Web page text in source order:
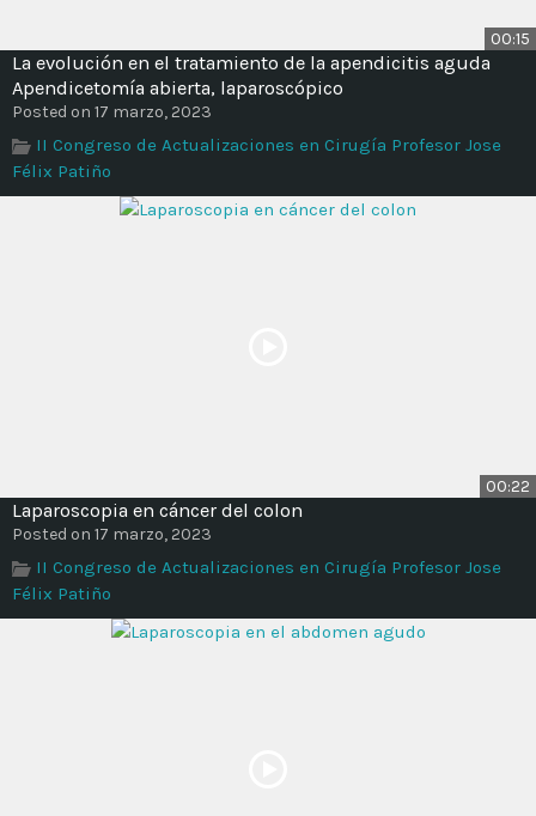
00:15
La evolución en el tratamiento de la apendicitis aguda
Apendicetomía abierta, laparoscópico
Posted on 17 marzo, 2023
II Congreso de Actualizaciones en Cirugía Profesor Jose
Félix Patiño
00:22
Laparoscopia en cáncer del colon
Posted on 17 marzo, 2023
II Congreso de Actualizaciones en Cirugía Profesor Jose
Félix Patiño